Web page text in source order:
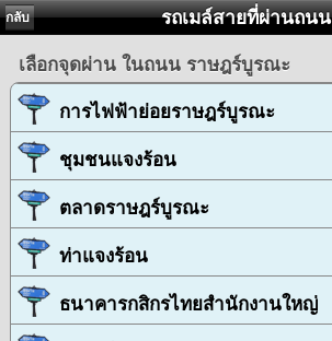
กลับ รถเมล์สายที่ผ่านถนน
เลือกจุดผ่าน ในถนน ราษฎร์บูรณะ
การไฟฟ้าย่อยราษฎร์บูรณะ
ชุมชนแจงร้อน
ตลาดราษฎร์บูรณะ
ท่าแจงร้อน
ธนาคารกสิกรไทยสำนักงานใหญ่